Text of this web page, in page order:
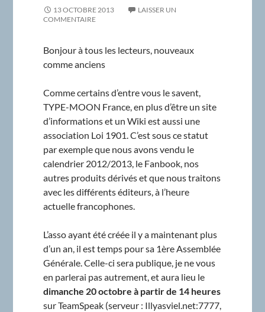
13 OCTOBRE 2013
LAISSER UN
COMMENTAIRE
Bonjour à tous les lecteurs, nouveaux
comme anciens
Comme certains d’entre vous le savent,
TYPE-MOON France, en plus d’être un site
d’informations et un Wiki est aussi une
association Loi 1901. C’est sous ce statut
par exemple que nous avons vendu le
calendrier 2012/2013, le Fanbook, nos
autres produits dérivés et que nous traitons
avec les différents éditeurs, à l’heure
actuelle francophones.
L’asso ayant été créée il y a maintenant plus
d’un an, il est temps pour sa 1ère Assemblée
Générale. Celle-ci sera publique, je ne vous
en parlerai pas autrement, et aura lieu le
dimanche 20 octobre à partir de 14 heures
sur TeamSpeak (serveur : Illyasviel.net:7777,